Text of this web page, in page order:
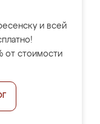
и всей
от стоимости